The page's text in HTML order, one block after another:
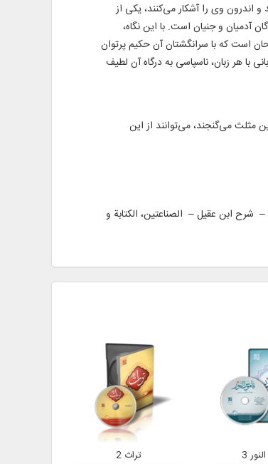
اندرون وی را آشکار می‌کنند، یکی از
آدمیان و جنیان است. با این نگاه،
است که با سرانگشتان آن حکیم پرتوان
با هر زبان، ناسپاسی به درگاه آن لطیف
مثلث می‌گنجند، می‌توانند از این
– شرح ابن عقیل – الصناعتین، الکتابة و
3
تراث 2